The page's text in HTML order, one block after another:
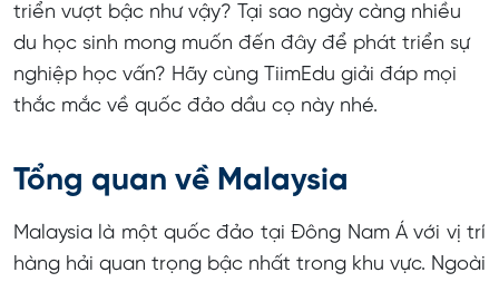
Hệ thống giáo dục tại Malaysia
Tại sao nên chọn Malaysia làm điểm đến du học?
Hệ thống giáo dục ở Malaysia phát triển đến mức
Môi trường sống và học tập tại Malaysia mang
Chi phí du học Malaysia hợp lý ra sao?
triển vượt bậc như vậy? Tại sao ngày càng nhiều
du học sinh mong muốn đến đây để phát triển sự
nghiệp học vấn? Hãy cùng TiimEdu giải đáp mọi
thắc mắc về quốc đảo dầu cọ này nhé.
Tổng quan về Malaysia
Malaysia là một quốc đảo tại Đông Nam Á với vị trí
hàng hải quan trọng bậc nhất trong khu vực. Ngoài